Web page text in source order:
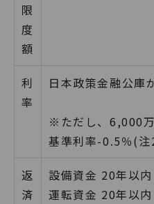
限
度
額
利
率
日本政策金融公庫
※ただし、6,000
基準利率-0.5％(
返
済
設備資金 20年以内
運転資金 20年以内